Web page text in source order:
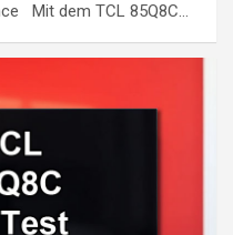
Mit dem TCL 85Q8C…